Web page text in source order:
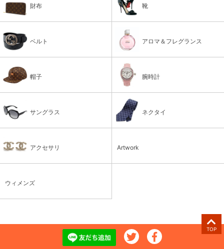
財布 靴
ベルト アロマ＆フレグランス
帽子 腕時計
サングラス ネクタイ
アクセサリ Artwork
ウィメンズ
TOP